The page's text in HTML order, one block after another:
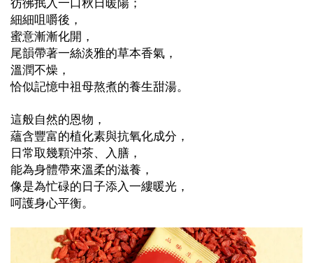
細細咀嚼後，
蜜意漸漸化開，
尾韻帶著一絲淡雅的草本香氣，
溫潤不燥，
恰似記憶中祖母熬煮的養生甜湯。
這般自然的恩物，
蘊含豐富的植化素與抗氧化成分，
日常取幾顆沖茶、入膳，
能為身體帶來溫柔的滋養，
像是為忙碌的日子添入一縷暖光，
呵護身心平衡。